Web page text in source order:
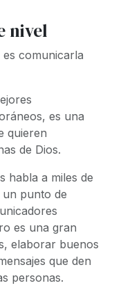
nivel
comunicarla
es una
quieren
de Dios.
habla a miles de
un punto de
es una gran
elaborar buenos
que den
personas.